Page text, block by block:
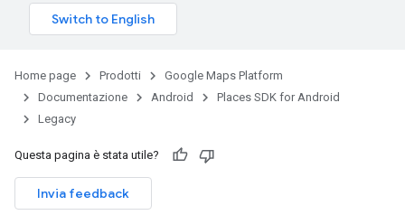
Home page Prodotti
Google Maps Platform
Documentazione
Android
Places SDK for Android
Legacy
Questa pagina è stata utile?
Invia feedback